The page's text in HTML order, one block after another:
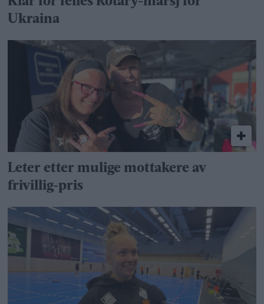
Ukraina
Leter etter mulige mottakere av
frivillig-pris